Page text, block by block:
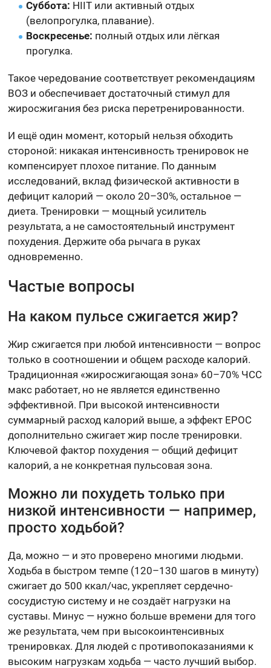
Суббота: HIIT или активный отдых
(велопрогулка, плавание).
Воскресенье: полный отдых или лёгкая
прогулка.
Такое чередование соответствует рекомендациям
ВОЗ и обеспечивает достаточный стимул для
жиросжигания без риска перетренированности.
И ещё один момент, который нельзя обходить
стороной: никакая интенсивность тренировок не
компенсирует плохое питание. По данным
исследований, вклад физической активности в
дефицит калорий — около 20–30%, остальное —
диета. Тренировки — мощный усилитель
результата, а не самостоятельный инструмент
похудения. Держите оба рычага в руках
одновременно.
Частые вопросы
На каком пульсе сжигается жир?
Жир сжигается при любой интенсивности — вопрос
только в соотношении и общем расходе калорий.
Традиционная «жиросжигающая зона» 60–70% ЧСС
макс работает, но не является единственно
эффективной. При высокой интенсивности
суммарный расход калорий выше, а эффект EPOC
дополнительно сжигает жир после тренировки.
Ключевой фактор похудения — общий дефицит
калорий, а не конкретная пульсовая зона.
Можно ли похудеть только при
низкой интенсивности — например,
просто ходьбой?
Да, можно — и это проверено многими людьми.
Ходьба в быстром темпе (120–130 шагов в минуту)
сжигает до 500 ккал/час, укрепляет сердечно-
сосудистую систему и не создаёт нагрузки на
суставы. Минус — нужно больше времени для того
же результата, чем при высокоинтенсивных
тренировках. Для людей с противопоказаниями к
высоким нагрузкам ходьба — часто лучший выбор.